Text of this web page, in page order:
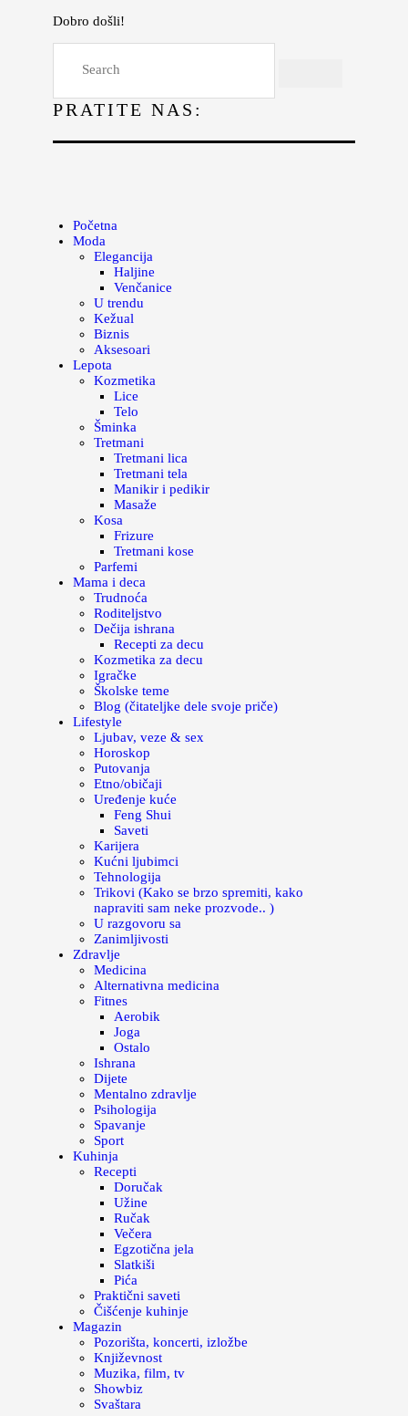
Dobro došli!
PRATITE NAS:
Početna
Moda
Elegancija
Haljine
Venčanice
U trendu
Kežual
Biznis
Aksesoari
Lepota
Kozmetika
Lice
Telo
Šminka
Tretmani
Tretmani lica
Tretmani tela
Manikir i pedikir
Masaže
Kosa
Frizure
Tretmani kose
Parfemi
Mama i deca
Trudnoća
Roditeljstvo
Dečija ishrana
Recepti za decu
Kozmetika za decu
Igračke
Školske teme
Blog (čitateljke dele svoje priče)
Lifestyle
Ljubav, veze & sex
Horoskop
Putovanja
Etno/običaji
Uređenje kuće
Feng Shui
Saveti
Karijera
Kućni ljubimci
Tehnologija
Trikovi (Kako se brzo spremiti, kako
napraviti sam neke prozvode.. )
U razgovoru sa
Zanimljivosti
Zdravlje
Medicina
Alternativna medicina
Fitnes
Aerobik
Joga
Ostalo
Ishrana
Dijete
Mentalno zdravlje
Psihologija
Spavanje
Sport
Kuhinja
Recepti
Doručak
Užine
Ručak
Večera
Egzotična jela
Slatkiši
Pića
Praktični saveti
Čišćenje kuhinje
Magazin
Pozorišta, koncerti, izložbe
Književnost
Muzika, film, tv
Showbiz
Svaštara
Lepota
Kuhinja
Magazin